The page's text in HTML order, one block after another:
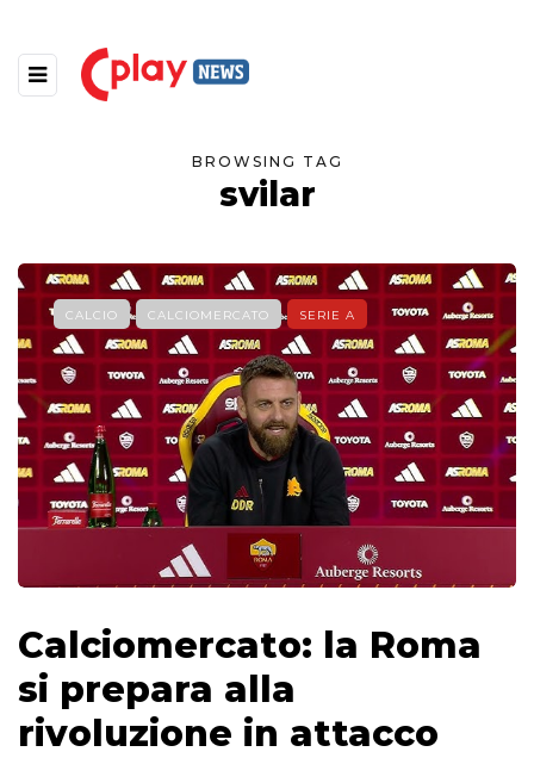
BROWSING TAG
svilar
CALCIO CALCIOMERCATO SERIE A
Calciomercato: la Roma
si prepara alla
rivoluzione in attacco